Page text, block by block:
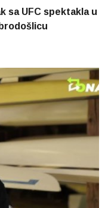
sa UFC spektakla u